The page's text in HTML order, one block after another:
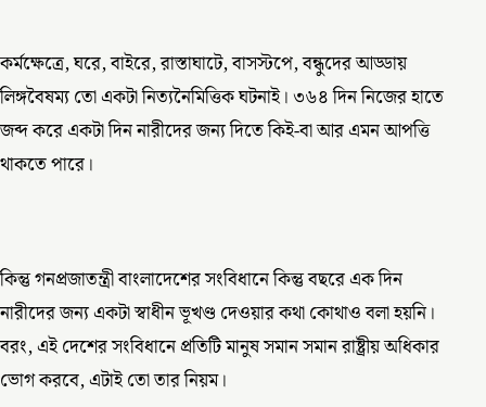
কর্মক্ষেত্রে, ঘরে, বাইরে, রাস্তাঘাটে, বাসস্টপে, বন্ধুদের আড্ডায়
লিঙ্গবৈষম্য তো একটা নিত্যনৈমিত্তিক ঘটনাই। ৩৬৪ দিন নিজের হাতে
জব্দ করে একটা দিন নারীদের জন্য দিতে কিই-বা আর এমন আপত্তি
থাকতে পারে।
কিন্তু গনপ্রজাতন্ত্রী বাংলাদেশের সংবিধানে কিন্তু বছরে এক দিন
নারীদের জন্য একটা স্বাধীন ভূখণ্ড দেওয়ার কথা কোথাও বলা হয়নি।
বরং, এই দেশের সংবিধানে প্রতিটি মানুষ সমান সমান রাষ্ট্রীয় অধিকার
ভোগ করবে, এটাই তো তার নিয়ম।